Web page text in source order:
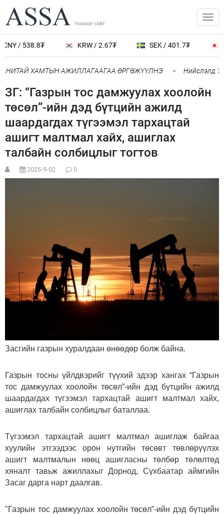
/ 538.8₮ KRW / 2.67₮ SEK / 401.7₮
ХАМТЫН АЖИЛЛАГААГАА ӨРГӨЖҮҮЛНЭ Нийслэлд
ЗГ: “Газрын тос дамжуулах хоолойн
төсөл”-ийн дэд бүтцийн ажилд
шаардагдах түгээмэл тархацтай
ашигт малтмал хайх, ашиглах
талбайн солбицлыг тогтов
2025-9-02 0
Засгийн газрын хуралдаан өнөөдөр болж байна.
Газрын тосны үйлдвэрийг түүхий эдээр хангах “Газрын
тос дамжуулах хоолойн төсөл”-ийн дэд бүтцийн ажилд
шаардагдах түгээмэл тархацтай ашигт малтмал хайх,
ашиглах талбайн солбицлыг баталлаа.
Түгээмэл тархацтай ашигт малтмал ашиглаж байгаа
хуулийн этгээдээс орон нутгийн төсөвт төвлөрүүлэх
ашигт малтмалын нөөц ашигласны төлбөр төлөлтөд
хяналт тавьж ажиллахыг Дорнод, Сүхбаатар аймгийн
Засаг дарга нарт даалгав.
"Газрын тос дамжуулах хоолойн төсөл”-ийн дэд бүтцийн